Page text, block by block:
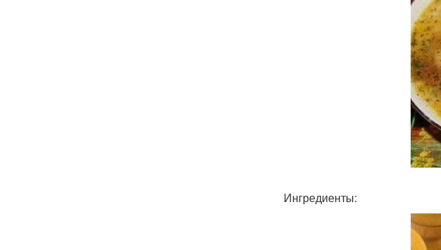
Ингредиенты: